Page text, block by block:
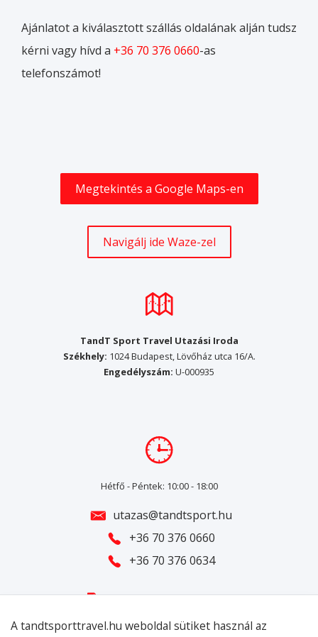
Ajánlatot a kiválasztott szállás oldalának alján tudsz
kérni vagy hívd a +36 70 376 0660-as
telefonszámot!
Megtekintés a Google Maps-en
Navigálj ide Waze-zel
TandT Sport Travel Utazási Iroda
Székhely: 1024 Budapest, Lövőház utca 16/A.
Engedélyszám: U-000935
Hétfő - Péntek: 10:00 - 18:00
utazas@tandtsport.hu
+36 70 376 0660
+36 70 376 0634
Adatkezelési tájékoztató
ÁSZF
A tandtsporttravel.hu weboldal sütiket használ az